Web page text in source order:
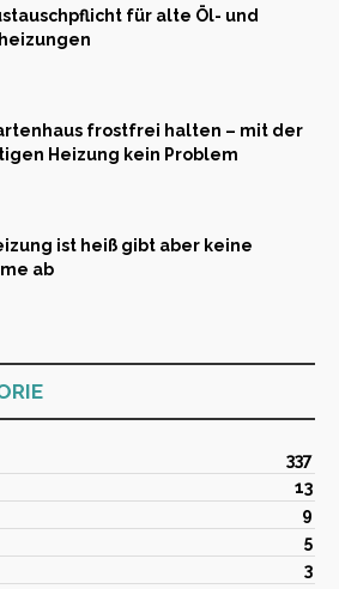
für alte Öl- und
frostfrei halten – mit der
Heizung kein Problem
ist heiß gibt aber keine
ab
337
13
9
5
3